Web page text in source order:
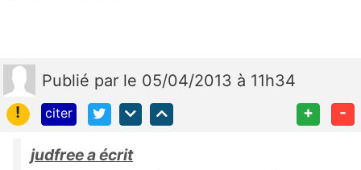
Publié par le 05/04/2013 à 11h34
!
citer + -
judfree a écrit